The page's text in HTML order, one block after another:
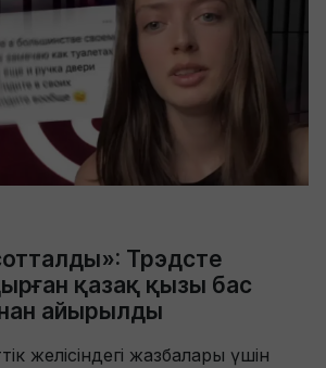
Трэдсте
қазақ қызы бас
айырылды
желісіндегі жазбалары үшін